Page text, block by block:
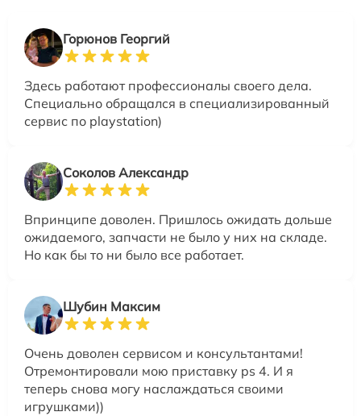
Горюнов Георгий
Здесь работают профессионалы своего дела.
Специально обращался в специализированный
сервис по playstation)
Соколов Александр
Впринципе доволен. Пришлось ожидать дольше
ожидаемого, запчасти не было у них на складе.
Но как бы то ни было все работает.
Шубин Максим
Очень доволен сервисом и консультантами!
Отремонтировали мою приставку ps 4. И я
теперь снова могу наслаждаться своими
игрушками))